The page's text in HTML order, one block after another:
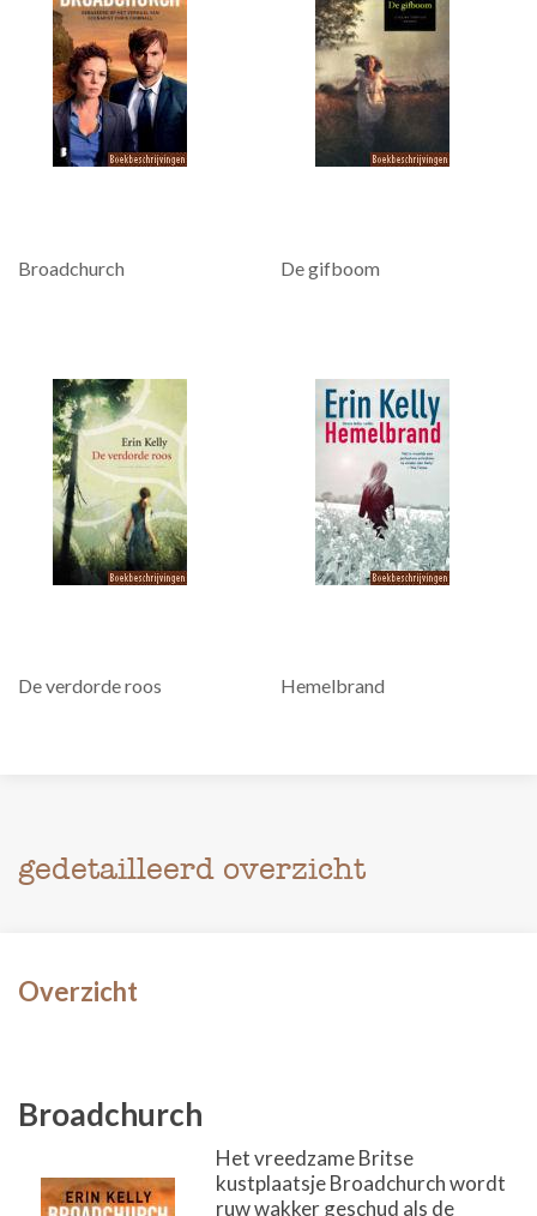
Broadchurch De gifboom
De verdorde roos Hemelbrand
gedetailleerd overzicht
Overzicht
Broadchurch
Het vreedzame Britse
kustplaatsje Broadchurch wordt
ruw wakker geschud als de